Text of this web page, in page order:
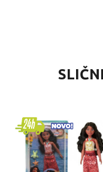
Lutke
devojčice
4-6 godina